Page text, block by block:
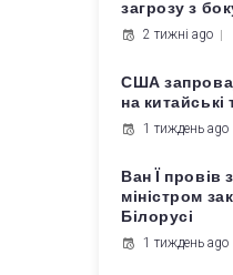
загрозу з
2 тижні ago
США
на китайські
1 тиждень ago
Ван Ї провів
міністром
Білорусі
1 тиждень ago